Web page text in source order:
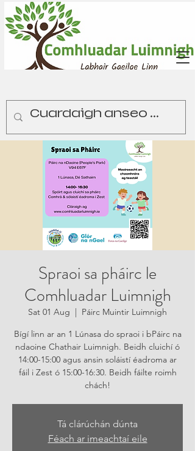
Spraoi sa pháirc le
Comhluadar Luimnigh
Sat 01 Aug
  |
Páirc Muintir Luimnigh
Bígí linn ar an 1 Lúnasa do spraoi i bPáirc na
ndaoine Chathair Luimnigh. Beidh cluichí ó
14:00-15:00 agus ansin soláistí éadroma ar
fáil i Zest ó 15:00-16:30. Beidh fáilte roimh
chách!
Tá clárúchán dúnta
Féach ar imeachtaí eile